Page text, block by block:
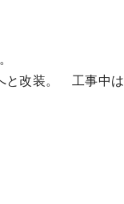
と改装。 工事中は